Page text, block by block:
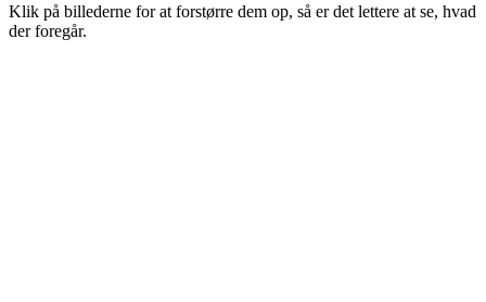
Klik på billederne for at forstørre dem op, så er det lettere at se, hvad
der foregår.